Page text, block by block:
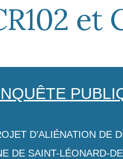
et
D’ALIÉNATION DE
DE SAINT-LÉONARD-